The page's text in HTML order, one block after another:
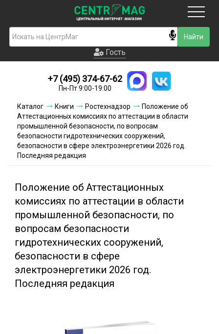
Гость
Новинки
Условия доставки
Условия оплаты
Контакты
Гость
+7 (495) 374-67-62
Пн-Пт 9:00-19:00
Каталог Книги Ростехнадзор
Положение об
Аттестационных комиссиях по аттестации в области
промышленной безопасности, по вопросам
безопасности гидротехнических сооружений,
безопасности в сфере электроэнергетики 2026 год.
Последняя редакция
Положение об Аттестационных
комиссиях по аттестации в области
промышленной безопасности, по
вопросам безопасности
гидротехнических сооружений,
безопасности в сфере
электроэнергетики 2026 год.
Последняя редакция